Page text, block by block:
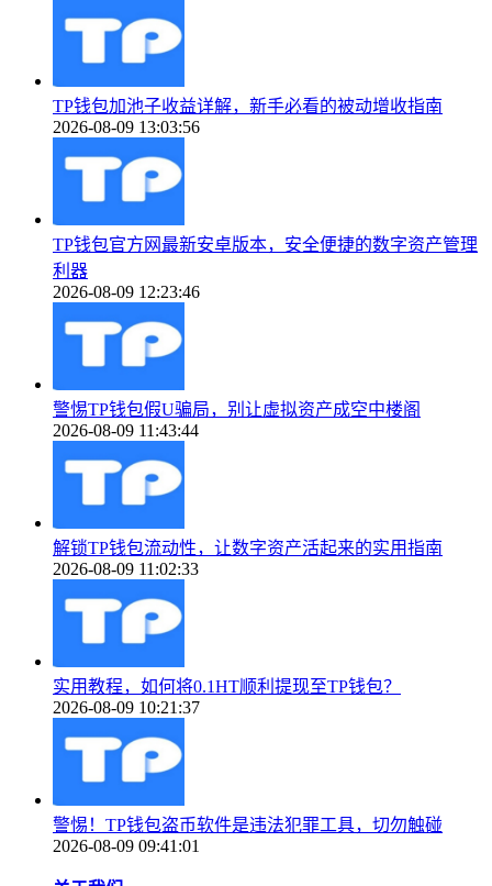
TP钱包加池子收益详解，新手必看的被动增收指南
2026-08-09 13:03:56
TP钱包官方网最新安卓版本，安全便捷的数字资产管理
利器
2026-08-09 12:23:46
警惕TP钱包假U骗局，别让虚拟资产成空中楼阁
2026-08-09 11:43:44
解锁TP钱包流动性，让数字资产活起来的实用指南
2026-08-09 11:02:33
实用教程，如何将0.1HT顺利提现至TP钱包？
2026-08-09 10:21:37
警惕！TP钱包盗币软件是违法犯罪工具，切勿触碰
2026-08-09 09:41:01